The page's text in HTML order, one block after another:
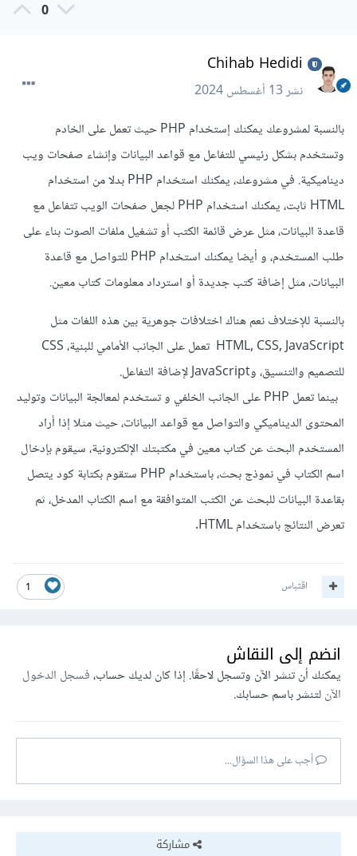
0
Chihab Hedidi
نشر13 أغسطس 2024
بالنسبة لمشروعك يمكنك إستخدام PHP حيث تعمل على الخادم
وتستخدم بشكل رئيسي للتفاعل مع قواعد البيانات وإنشاء صفحات ويب
ديناميكية. في مشروعك، يمكنك استخدام PHP بدلا من استخدام
HTML ثابت، يمكنك استخدام PHP لجعل صفحات الويب تتفاعل مع
قاعدة البيانات، مثل عرض قائمة الكتب أو تشغيل ملفات الصوت بناء على
طلب المستخدم، و أيضا يمكنك استخدام PHP للتواصل مع قاعدة
البيانات، مثل إضافة كتب جديدة أو استرداد معلومات كتاب معين.
بالنسبة للإختلاف نعم هناك اختلافات جوهرية بين هذه اللغات مثل
HTML, CSS, JavaScript تعمل على الجانب الأمامي للبنية، CSS
للتصميم والتنسيق، وJavaScript لإضافة التفاعل.
بينما تعمل PHP على الجانب الخلفي و تستخدم لمعالجة البيانات وتوليد
المحتوى الديناميكي والتواصل مع قواعد البيانات، حيث مثلا إذا أراد
المستخدم البحث عن كتاب معين في مكتبتك الإلكترونية، سيقوم بإدخال
اسم الكتاب في نموذج بحث، باستخدام PHP ستقوم بكتابة كود يتصل
بقاعدة البيانات للبحث عن الكتب المتوافقة مع اسم الكتاب المدخل، ثم
تعرض النتائج باستخدام HTML.
1 اقتباس
انضم إلى النقاش
يمكنك أن تنشر الآن وتسجل لاحقًا. إذا كان لديك حساب،فسجل الدخول
الآنلتنشر باسم حسابك.
أجب على هذا السؤال...
مشاركة